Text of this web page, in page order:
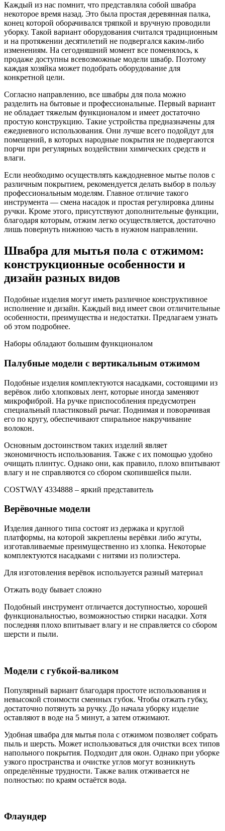
Каждый из нас помнит, что представляла собой швабра
некоторое время назад. Это была простая деревянная палка,
конец которой оборачивался тряпкой и вручную проводили
уборку. Такой вариант оборудования считался традиционным
и на протяжении десятилетий не подвергался каким-либо
изменениям. На сегодняшний момент все поменялось, к
продаже доступны всевозможные модели швабр. Поэтому
каждая хозяйка может подобрать оборудование для
конкретной цели.
Согласно направлению, все швабры для пола можно
разделить на бытовые и профессиональные. Первый вариант
не обладает тяжелым функционалом и имеет достаточно
простую конструкцию. Такие устройства предназначены для
ежедневного использования. Они лучше всего подойдут для
помещений, в которых народные покрытия не подвергаются
порчи при регулярных воздействии химических средств и
влаги.
Если необходимо осуществлять каждодневное мытье полов с
различным покрытием, рекомендуется делать выбор в пользу
профессиональным моделям. Главное отличие такого
инструмента — смена насадок и простая регулировка длины
ручки. Кроме этого, присутствуют дополнительные функции,
благодаря которым, отжим легко осуществляется, достаточно
лишь повернуть нижнюю часть в нужном направлении.
Швабра для мытья пола с отжимом:
конструкционные особенности и
дизайн разных видов
Подобные изделия могут иметь различное конструктивное
исполнение и дизайн. Каждый вид имеет свои отличительные
особенности, преимущества и недостатки. Предлагаем узнать
об этом подробнее.
Наборы обладают большим функционалом
Палубные модели с вертикальным отжимом
Подобные изделия комплектуются насадками, состоящими из
верёвок либо хлопковых лент, которые иногда заменяют
микрофиброй. На ручке приспособления предусмотрен
специальный пластиковый рычаг. Поднимая и поворачивая
его по кругу, обеспечивают спиральное накручивание
волокон.
Основным достоинством таких изделий являет
экономичность использования. Также с их помощью удобно
очищать плинтус. Однако они, как правило, плохо впитывают
влагу и не справляются со сбором скопившейся пыли.
COSTWAY 4334888 – яркий представитель
Верёвочные модели
Изделия данного типа состоят из держака и круглой
платформы, на которой закреплены верёвки либо жгуты,
изготавливаемые преимущественно из хлопка. Некоторые
комплектуются насадками с нитями из полиэстера.
Для изготовления верёвок используется разный материал
Отжать воду бывает сложно
Подобный инструмент отличается доступностью, хорошей
функциональностью, возможностью стирки насадки. Хотя
последняя плохо впитывает влагу и не справляется со сбором
шерсти и пыли.
Модели с губкой-валиком
Популярный вариант благодаря простоте использования и
невысокой стоимости сменных губок. Чтобы отжать губку,
достаточно потянуть за ручку. До начала уборку изделие
оставляют в воде на 5 минут, а затем отжимают.
Удобная швабра для мытья пола с отжимом позволяет собрать
пыль и шерсть. Может использоваться для очистки всех типов
напольного покрытия. Подходит для окон. Однако при уборке
узкого пространства и очистке углов могут возникнуть
определённые трудности. Также валик отживается не
полностью: по краям остаётся вода.
Флаундер